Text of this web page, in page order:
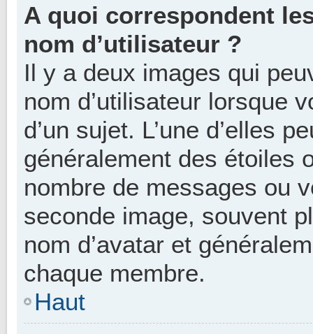
A quoi correspondent
nom d’utilisateur ?
Il y a deux images qui
nom d’utilisateur lorsque
d’un sujet. L’une d’elles
généralement des étoiles
nombre de messages ou
seconde image, souvent
nom d’avatar et
chaque membre.
Haut